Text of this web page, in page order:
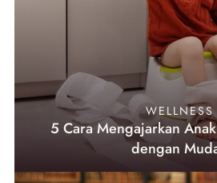
WELLNESS
5 Cara Mengajarkan
dengan